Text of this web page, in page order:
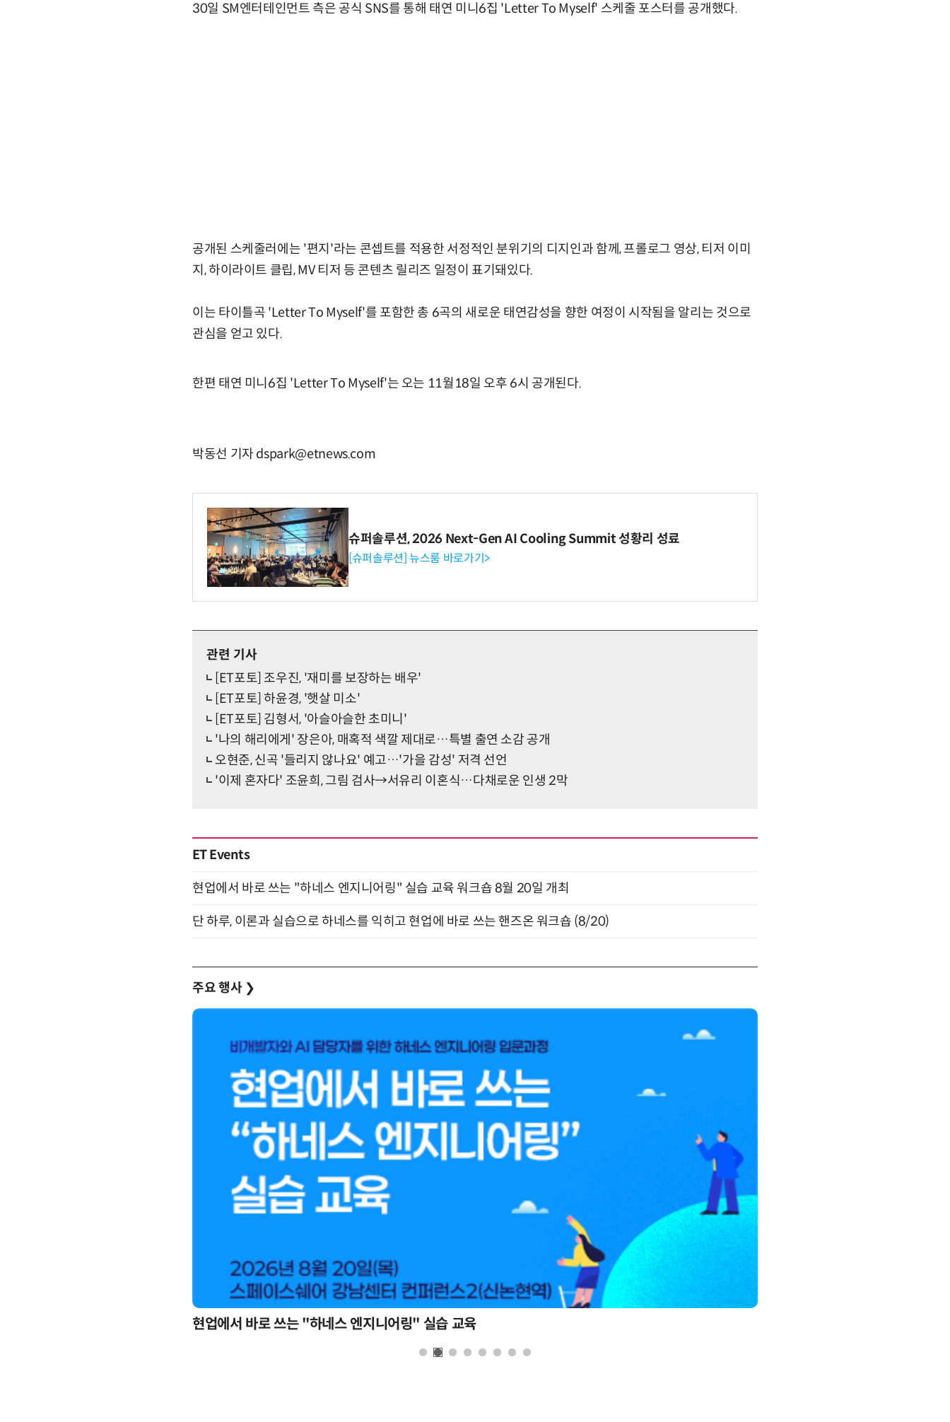
30일 SM엔터테인먼트 측은 공식 SNS를 통해 태연 미니6집 'Letter To Myself' 스케줄 포스터를 공개했다.
공개된 스케줄러에는 '편지'라는 콘셉트를 적용한 서정적인 분위기의 디지인과 함께, 프롤로그 영상, 티저 이미
지, 하이라이트 클립, MV 티저 등 콘텐츠 릴리즈 일정이 표기돼있다.
이는 타이틀곡 'Letter To Myself'를 포함한 총 6곡의 새로운 태연감성을 향한 여정이 시작됨을 알리는 것으로
관심을 얻고 있다.
한편 태연 미니6집 'Letter To Myself'는 오는 11월18일 오후 6시 공개된다.
박동선 기자 dspark@etnews.com
슈퍼솔루션, 2026 Next-Gen AI Cooling Summit 성황리 성료
[슈퍼솔루션] 뉴스룸 바로가기>
관련 기사
[ET포토] 조우진, '재미를 보장하는 배우'
[ET포토] 하윤경, '햇살 미소'
[ET포토] 김형서, '아슬아슬한 초미니'
'나의 해리에게' 장은아, 매혹적 색깔 제대로…특별 출연 소감 공개
오현준, 신곡 '들리지 않나요' 예고…'가을 감성' 저격 선언
'이제 혼자다' 조윤희, 그림 검사→서유리 이혼식…다채로운 인생 2막
ET Events
현업에서 바로 쓰는 "하네스 엔지니어링" 실습 교육 워크숍 8월 20일 개최
단 하루, 이론과 실습으로 하네스를 익히고 현업에 바로 쓰는 핸즈온 워크숍 (8/20)
주요 행사 ❯
현업에서 바로 쓰는 "하네스 엔지니어링" 실습 교육